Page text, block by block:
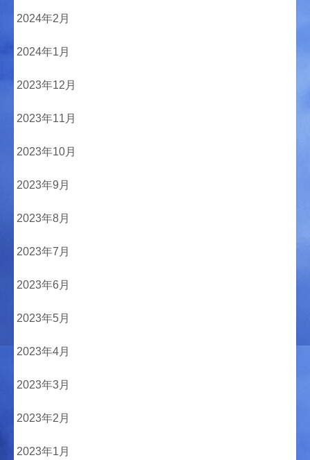
2024年2月
2024年1月
2023年12月
2023年11月
2023年10月
2023年9月
2023年8月
2023年7月
2023年6月
2023年5月
2023年4月
2023年3月
2023年2月
2023年1月